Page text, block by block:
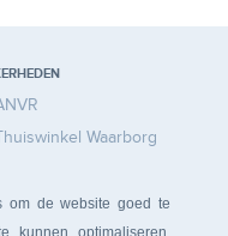
om de website goed te
kunnen optimaliseren.
Waarborg